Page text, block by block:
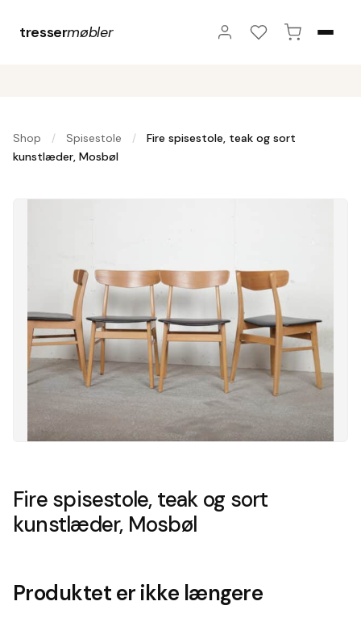
tressermøbler
Shop / Spisestole /
Fire spisestole, teak og sort
kunstlæder, Mosbøl
Fire spisestole, teak og sort
kunstlæder, Mosbøl
Produktet er ikke længere